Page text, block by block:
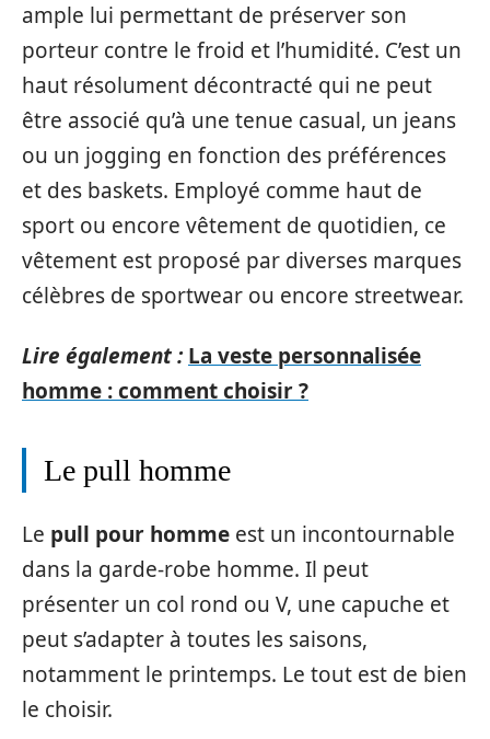
ample lui permettant de préserver son
porteur contre le froid et l’humidité. C’est un
haut résolument décontracté qui ne peut
être associé qu’à une tenue casual, un jeans
ou un jogging en fonction des préférences
et des baskets. Employé comme haut de
sport ou encore vêtement de quotidien, ce
vêtement est proposé par diverses marques
célèbres de sportwear ou encore streetwear.
Lire également : La veste personnalisée
homme : comment choisir ?
Le pull homme
Le pull pour homme est un incontournable
dans la garde-robe homme. Il peut
présenter un col rond ou V, une capuche et
peut s’adapter à toutes les saisons,
notamment le printemps. Le tout est de bien
le choisir.